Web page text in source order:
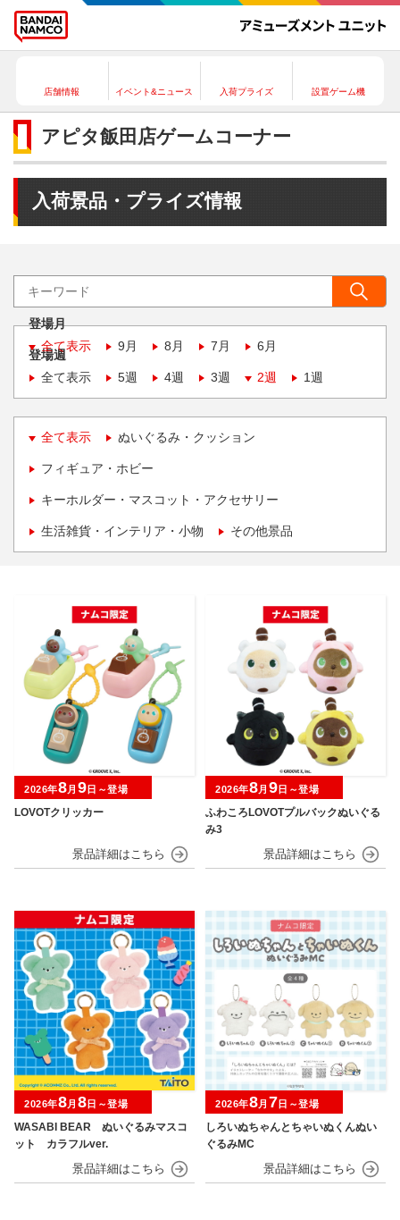
店舗情報 イベント&ニュース 入荷プライズ 設置ゲーム機
アピタ飯田店ゲームコーナー
入荷景品・プライズ情報
登場月
全て表示
9月 8月 7月 6月
登場週
全て表示
5週 4週 3週 2週 1週
全て表示 ぬいぐるみ・クッション
フィギュア・ホビー
キーホルダー・マスコット・アクセサリー
生活雑貨・インテリア・小物 その他景品
LOVOTクリッカー
2026年8月 9日～登場
ふわころLOVOTプルバックぬいぐる
み3
2026年8月 9日～登場
WASABI BEAR ぬいぐるみマスコ
ット カラフルver.
2026年8月 8日～登場
しろいぬちゃんとちゃいぬくんぬい
ぐるみMC
2026年8月 7日～登場